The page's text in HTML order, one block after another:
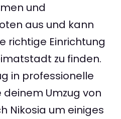
und
aus und kann
richtige Einrichtung
zu finden.
in professionelle
Umzug von
Nikosia um einiges